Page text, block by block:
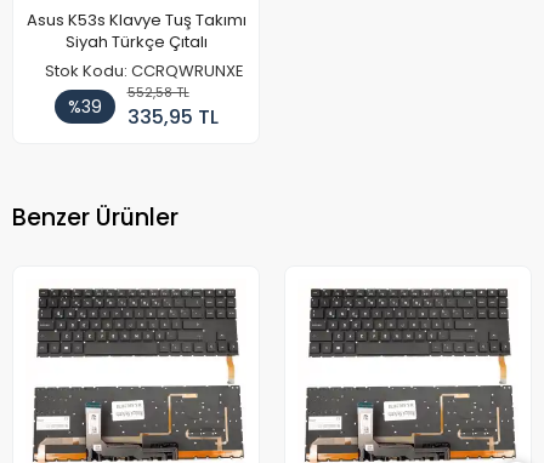
Asus K53s Klavye Tuş Takımı
Siyah Türkçe Çıtalı
Stok Kodu: CCRQWRUNXE
%39
552,58 TL
335,95 TL
Benzer Ürünler